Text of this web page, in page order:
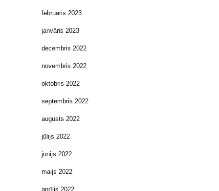
februāris 2023
janvāris 2023
decembris 2022
novembris 2022
oktobris 2022
septembris 2022
augusts 2022
jūlijs 2022
jūnijs 2022
maijs 2022
aprīlis 2022